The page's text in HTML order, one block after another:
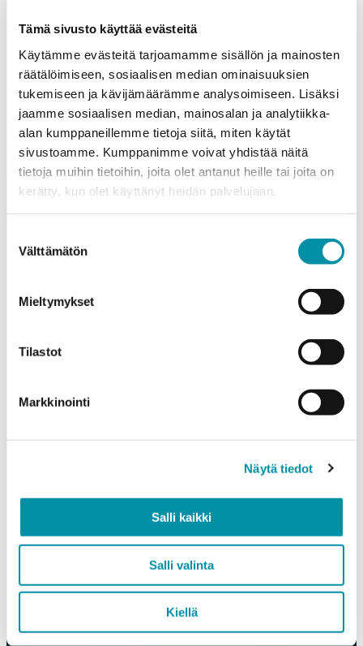
Tämä sivusto käyttää evästeitä
Käytämme evästeitä tarjoamamme sisällön ja mainosten
räätälöimiseen, sosiaalisen median ominaisuuksien
tukemiseen ja kävijämäärämme analysoimiseen. Lisäksi
jaamme sosiaalisen median, mainosalan ja analytiikka-
alan kumppaneillemme tietoja siitä, miten käytät
sivustoamme. Kumppanimme voivat yhdistää näitä
tietoja muihin tietoihin, joita olet antanut heille tai joita on
kerätty, kun olet käyttänyt heidän palvelujaan.
valinta
Välttämätön
Mieltymykset
Tilastot
Markkinointi
Näytä tiedot
Salli kaikki
Salli valinta
Kiellä
Sähköposti*
Puhelinnumero
Määrä (m)
Paino (kg)
EN AW-6063 (min. 250kg)
EN AW-6082 (min. 500kg)